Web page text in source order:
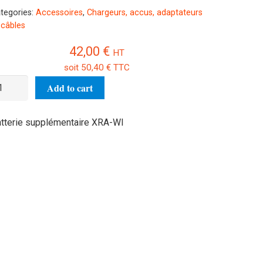
Accessoires, Chargeurs, accus, adaptateurs
42,00 € HT
soit 50,40 €TTC
Add to cart
supplémentaire XRA-WI